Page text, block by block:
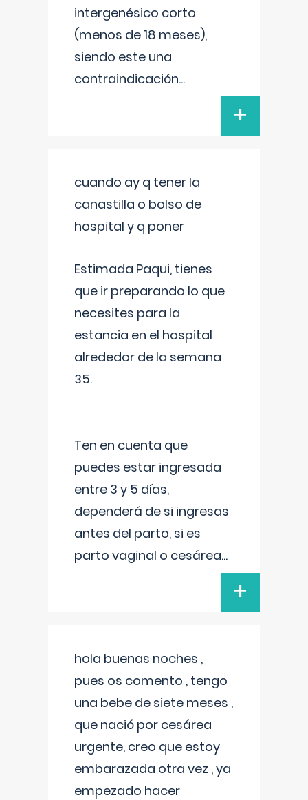
intergenésico corto
(menos de 18 meses),
siendo este una
contraindicación...
+
cuando ay q tener la
canastilla o bolso de
hospital y q poner
Estimada Paqui, tienes
que ir preparando lo que
necesites para la
estancia en el hospital
alrededor de la semana
35.
Ten en cuenta que
puedes estar ingresada
entre 3 y 5 días,
dependerá de si ingresas
antes del parto, si es
parto vaginal o cesárea...
+
hola buenas noches ,
pues os comento , tengo
una bebe de siete meses ,
que nació por cesárea
urgente, creo que estoy
embarazada otra vez , ya
empezado hacer